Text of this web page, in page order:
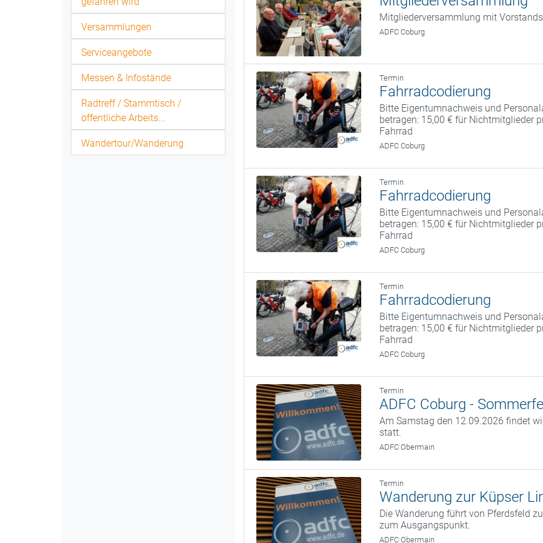
Versammlungen
Serviceangebote
Messen & Infostände
Radtreff / Stammtisch /
öffentliche Arbeits...
Wandertour/Wanderung
Mitgliederversammlung mit
ADFC Coburg
Termin
Fahrradcodierung
Bitte Eigentumnachweis und
betragen: 15,00 € für Nichtmitglieder
Fahrrad
ADFC Coburg
Termin
Fahrradcodierung
Bitte Eigentumnachweis und
betragen: 15,00 € für Nichtmitglieder
Fahrrad
ADFC Coburg
Termin
Fahrradcodierung
Bitte Eigentumnachweis und
betragen: 15,00 € für Nichtmitglieder
Fahrrad
ADFC Coburg
Termin
ADFC Coburg -
Am Samstag den 12.09.2026 findet
statt.
ADFC Obermain
Termin
Wanderung zur Küpser
Die Wanderung führt von Pferdsfeld
zum Ausgangspunkt.
ADFC Obermain